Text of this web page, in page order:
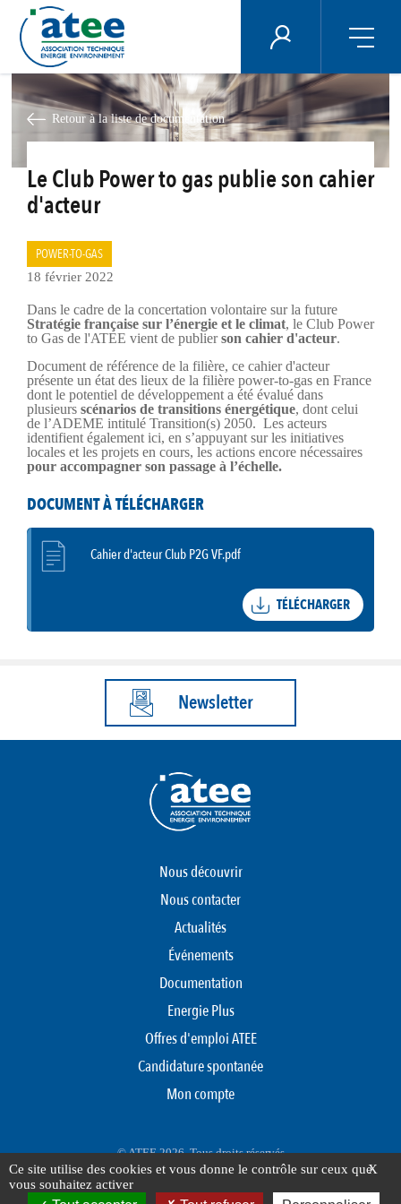
au
contenu
principal
ÉNERGIE PLUS
Retour à la liste de documentation
Le Club Power to gas publie son cahier
d'acteur
POWER-TO-GAS
18 février 2022
Dans le cadre de la concertation volontaire sur la future
Stratégie française sur l’énergie et le climat, le Club Power
to Gas de l'ATEE vient de publierson cahier d'acteur.
Document de référence de la filière, ce cahier d'acteur
présente un état des lieux de la filière power-to-gas en France
dont le potentiel de développement a été évalué dans
plusieurs scénarios de transitions énergétique, dont celui
de l’ADEME intitulé Transition(s) 2050. Les acteurs
identifient également ici, en s’appuyant sur les initiatives
locales et les projets en cours, les actions encore nécessaires
pour accompagner son passage à l’échelle.
DOCUMENT À TÉLÉCHARGER
Cahier d'acteur Club P2G VF.pdf
TÉLÉCHARGER
Newsletter
Nous découvrir
Nous contacter
Actualités
Événements
Documentation
Energie Plus
Offres d'emploi ATEE
Candidature spontanée
Mon compte
© ATEE 2026. Tous droits réservés
Protection des données personnelles Plan du site
Panneau de gestion des cookies
X
Ce site utilise des cookies et vous donne le contrôle sur ceux que
vous souhaitez activer